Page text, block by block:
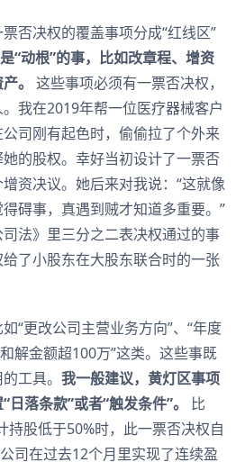
否决权的覆盖事项分成“红线区”
“动根”的事，比如改章程、增资
。 这些事项必须有一票否决权，
我在2019年帮一位医疗器械客户
司刚有起色时，偷偷拉了个外来
的股权。幸好当初设计了一票否
资决议。她后来对我说：“这就像
碍事，真遇到贼才知道多重要。”
法》里三分之二表决权通过的事
了小股东在大股东联合时的一张
“更改公司主营业务方向”、“年度
解金额超100万”这类。这些事既
工具。 我一般建议，黄灯区事项
落条款”或者“触发条件”。
比
持股低于50%时，此一票否决权自
司在过去12个月里实现了连续盈